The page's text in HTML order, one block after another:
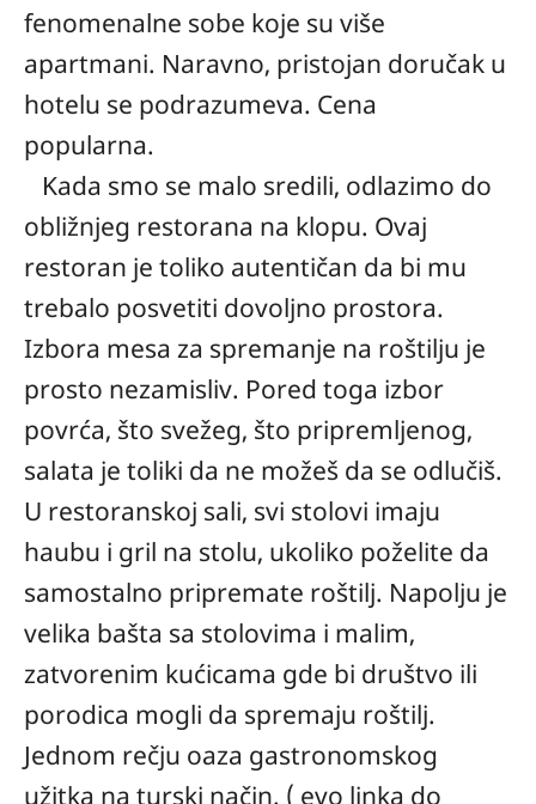
fenomenalne sobe koje su više
apartmani. Naravno, pristojan doručak u
hotelu se podrazumeva. Cena
popularna.
Kada smo se malo sredili, odlazimo do
obližnjeg restorana na klopu. Ovaj
restoran je toliko autentičan da bi mu
trebalo posvetiti dovoljno prostora.
Izbora mesa za spremanje na roštilju je
prosto nezamisliv. Pored toga izbor
povrća, što svežeg, što pripremljenog,
salata je toliki da ne možeš da se odlučiš.
U restoranskoj sali, svi stolovi imaju
haubu i gril na stolu, ukoliko poželite da
samostalno pripremate roštilj. Napolju je
velika bašta sa stolovima i malim,
zatvorenim kućicama gde bi društvo ili
porodica mogli da spremaju roštilj.
Jednom rečju oaza gastronomskog
užitka na turski način. ( evo linka do